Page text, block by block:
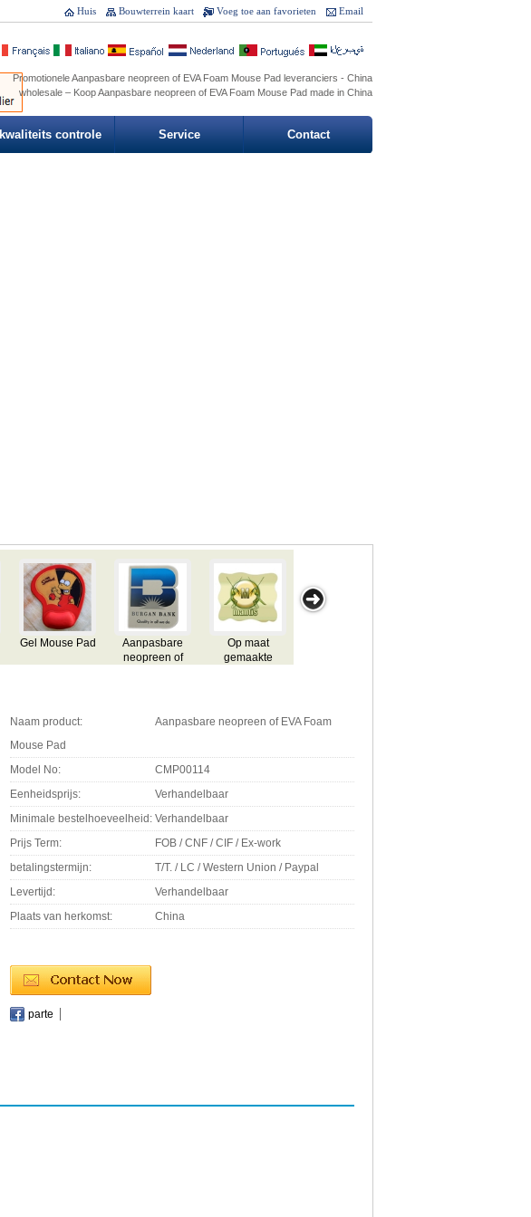
Email
Voeg toe aan favorieten
Bouwterrein kaart
Huis
Promotionele Aanpasbare neopreen of EVA Foam Mouse Pad leveranciers - China
wholesale – Koop Aanpasbare neopreen of EVA Foam Mouse Pad made in China
kwaliteits controle Service Contact
Gel Mouse Pad
Aanpasbare
neopreen of
Op maat
gemaakte
Naam product:
Aanpasbare neopreen of EVA Foam
Mouse Pad
Model No:
CMP00114
Eenheidsprijs:
Verhandelbaar
Minimale bestelhoeveelheid: Verhandelbaar
Prijs Term:
FOB / CNF / CIF / Ex-work
betalingstermijn:
T/T. / LC / Western Union / Paypal
Levertijd:
Verhandelbaar
Plaats van herkomst:
China
parte